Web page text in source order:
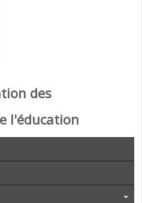
des
l'éducation